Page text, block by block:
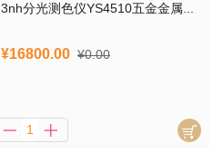
3nh分光测色仪YS4510五金金属...
¥16800.00 ¥0.00